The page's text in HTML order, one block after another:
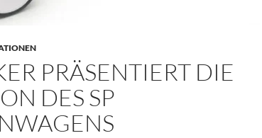
PRÄSENTIERT DIE
DES SP